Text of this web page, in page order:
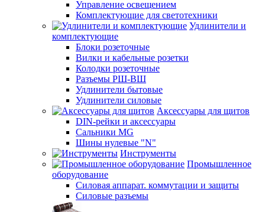
Управление освещением
Комплектующие для светотехники
Удлинители и
комплектующие
Блоки розеточные
Вилки и кабельные розетки
Колодки розеточные
Разъемы РШ-ВШ
Удлинители бытовые
Удлинители силовые
Аксессуары для щитов
DIN-рейки и аксессуары
Сальники MG
Шины нулевые "N"
Инструменты
Промышленное
оборудование
Силовая аппарат. коммутации и защиты
Силовые разъемы